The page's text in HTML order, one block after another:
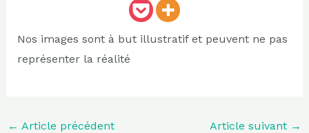
Nos images sont à but illustratif et peuvent ne pas
représenter la réalité
← Article précédent Article suivant →